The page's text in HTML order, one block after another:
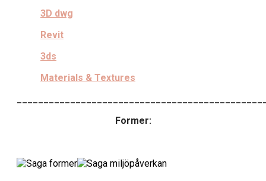
3D dwg
Revit
3ds
Materials & Textures​
Former: